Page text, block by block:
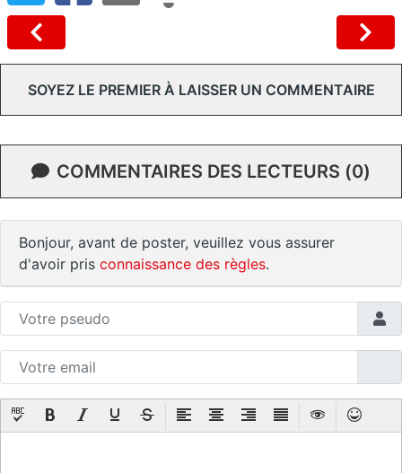
SOYEZ LE PREMIER À LAISSER UN COMMENTAIRE
COMMENTAIRES DES LECTEURS (0)
Bonjour, avant de poster, veuillez vous assurer
d'avoir pris connaissance des règles.